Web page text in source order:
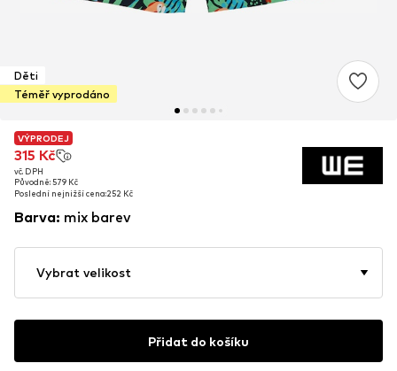
Děti
Téměř vyprodáno
VÝPRODEJ
315 Kč
vč. DPH
Původně: 579 Kč
Poslední nejnižší cena:252 Kč
VÝPRODEJ
315 Kč
vč. DPH
Původně: 579 Kč
Poslední nejnižší cena:252 Kč
Barva: mix barev
Vybrat velikost
Přidat do košíku